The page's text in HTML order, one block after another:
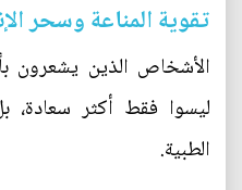
تقوية المناعة وسحر
الأشخاص الذين يشعرون
ليسوا فقط أكثر سعادة،
الطبية.